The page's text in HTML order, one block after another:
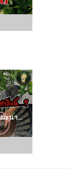
Next
post:
(คลิป) เทคนิค และ วิธีการปลูกมะนาวในตะกร้า ให้ ติดดอก ออกผล ลูกดกตลอดทั้งปี